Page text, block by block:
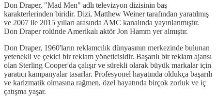
Don Draper, "Mad Men" adlı televizyon dizisinin baş
karakterlerinden biridir. Dizi, Matthew Weiner tarafından yaratılmış
ve 2007 ile 2015 yılları arasında AMC kanalında yayınlanmıştır.
Don Draper rolünde Amerikalı aktör Jon Hamm yer almıştır.
Don Draper, 1960'ların reklamcılık dünyasının merkezinde bulunan
yetenekli ve çekici bir reklam yöneticisidir. Başarılı bir reklam ajansı
olan Sterling Cooper'da çalışır ve sürekli olarak büyük markalar için
yaratıcı kampanyalar tasarlar. Profesyonel hayatında oldukça başarılı
ve karizmatik olmasına rağmen, özel hayatında birçok zorluk ve iç
çatışma yaşar.